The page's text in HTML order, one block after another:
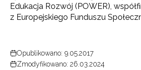
Edukacja Rozwój (POWER),
z Europejskiego Funduszu
Opublikowano: 9.05.2017
Zmodyfikowano: 26.03.2024